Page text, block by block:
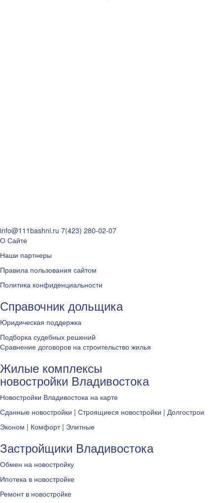
info@111bashni.ru 7(423) 280-02-07
О Сайте
Наши партнеры
Правила пользования сайтом
Политика конфиденциальности
Справочник дольщика
Юридическая поддержка
Подборка судебных решений
Сравнение договоров на строительство жилья
Жилые комплексы
новостройки Владивостока
Новостройки Владивостока на карте
Сданные новостройки | Строящиеся новостройки | Долгострои
Эконом | Комфорт| Элитные
Застройщики Владивостока
Обмен на новостройку
Ипотека в новостройке
Ремонт в новостройке